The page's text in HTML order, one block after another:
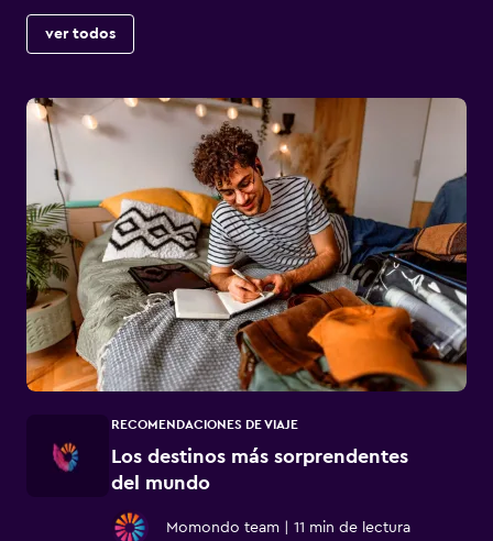
ver todos
RECOMENDACIONES DE VIAJE
Los destinos más sorprendentes
del mundo
Momondo team 11 min de lectura